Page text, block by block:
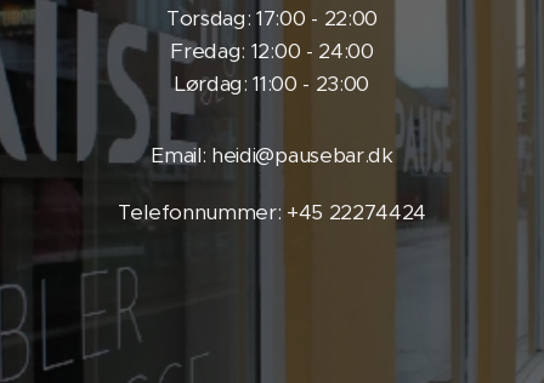
Torsdag: 17:00 - 22:00
Fredag: 12:00 - 24:00
Lørdag: 11:00 - 23:00
Email: heidi@pausebar.dk
Telefonnummer: +45 22274424